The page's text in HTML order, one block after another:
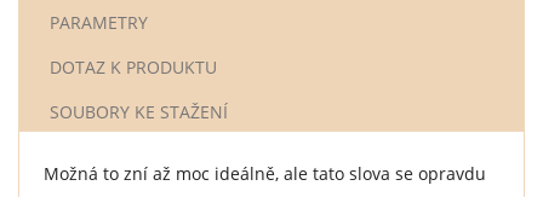
PARAMETRY
DOTAZ K PRODUKTU
SOUBORY KE STAŽENÍ
Možná to zní až moc ideálně, ale tato slova se opravdu